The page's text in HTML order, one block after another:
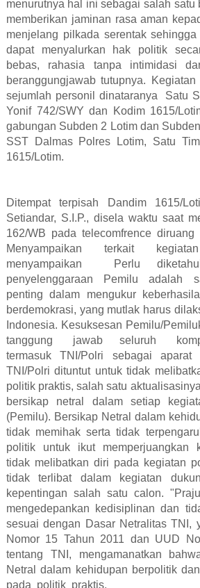
menurutnya hal ini sebagai salah satu
memberikan jaminan rasa aman
menjelang pilkada serentak sehingga
dapat menyalurkan hak politik
bebas, rahasia tanpa intimidasi
beranggungjawab tutupnya. Kegiatan
sejumlah personil dinataranya
Satu
Yonif 742/SWY dan Kodim 1615/
gabungan Subden 2 Lotim dan
SST Dalmas Polres Lotim, Satu
1615/Lotim.
Ditempat terpisah Dandim 1615/
Setiandar, S.I.P., disela waktu saat
162/WB pada telecomfrence
Menyampaikan terkait
menyampaikan
Perlu
penyelenggaraan Pemilu adalah
penting dalam mengukur
berdemokrasi, yang mutlak harus
Indonesia. Kesuksesan Pemilu/
tanggung
jawab seluruh
termasuk
TNI/Polri sebagai aparat
TNI/Polri dituntut untuk tidak
politik praktis, salah satu
bersikap netral dalam setiap
(Pemilu). Bersikap Netral dalam
tidak memihak serta tidak
politik untuk ikut memperjuangkan
tidak melibatkan diri pada kegiatan
tidak terlibat dalam kegiatan
kepentingan salah satu calon.
mengedepankan kedisiplinan dan
sesuai dengan Dasar Netralitas TNI,
Nomor 15 Tahun 2011 dan UUD
tentang TNI, mengamanatkan
Netral dalam kehidupan berpolitik
pada politik praktis.